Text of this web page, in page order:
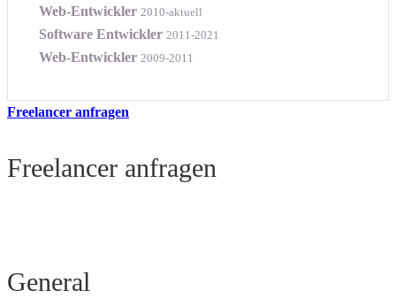
Web-Entwickler 2010-aktuell
Software Entwickler 2011-2021
Web-Entwickler 2009-2011
Freelancer anfragen
Freelancer anfragen
General